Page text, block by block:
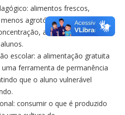
alimentos frescos,
agrotóxicos melhoram
a memória e o
escolar: a alimentação gratuita
uma ferramenta de permanência
que o aluno vulnerável
consumir o que é produzido